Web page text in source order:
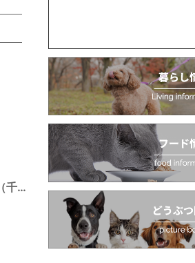
三輪野山７号緑地（千葉県流山市）